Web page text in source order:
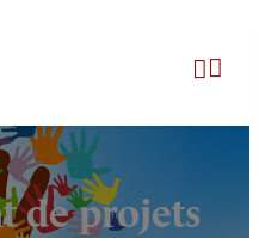

de projets